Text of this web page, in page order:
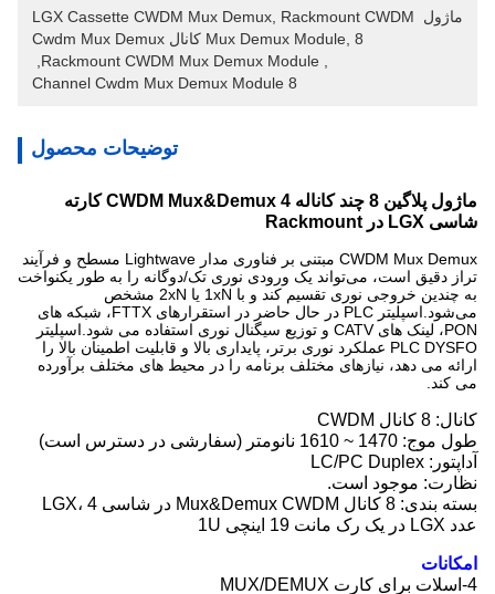
ماژول LGX Cassette CWDM Mux Demux, Rackmount CWDM
Mux Demux Module, 8 کانال Cwdm Mux Demux
Rackmount CWDM Mux Demux Module
8 Channel Cwdm Mux Demux Module
توضیحات محصول
ماژول پلاگین 8 چند کاناله CWDM Mux&Demux 4 کارته
شاسی LGX در Rackmount
CWDM Mux Demux مبتنی بر فناوری مدار Lightwave مسطح و فرآیند
تراز دقیق است، می‌تواند یک ورودی نوری تک/دوگانه را به طور یکنواخت
به چندین خروجی نوری تقسیم کند و با 1xN یا 2xN مشخص
می‌شود.اسپلیتر PLC در حال حاضر در استقرارهای FTTX، شبکه های
PON، لینک های CATV و توزیع سیگنال نوری استفاده می شود.اسپلیتر
PLC DYSFO عملکرد نوری برتر، پایداری بالا و قابلیت اطمینان بالا را
ارائه می دهد، نیازهای مختلف برنامه را در محیط های مختلف برآورده
می کند.
کانال: 8 کانال CWDM
طول موج: 1470 ~ 1610 نانومتر (سفارشی در دسترس است)
آداپتور: LC/PC Duplex
نظارت: موجود است.
بسته بندی: 8 کانال Mux&Demux CWDM در شاسی LGX، 4
عدد LGX در یک رک مانت 19 اینچی 1U
امکانات
4-اسلات برای کارت MUX/DEMUX